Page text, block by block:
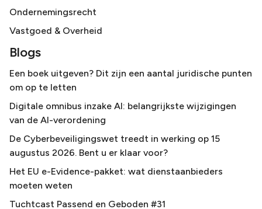
Ondernemingsrecht
Vastgoed & Overheid
Blogs
Een boek uitgeven? Dit zijn een aantal juridische punten
om op te letten
Digitale omnibus inzake AI: belangrijkste wijzigingen
van de AI-verordening
De Cyberbeveiligingswet treedt in werking op 15
augustus 2026. Bent u er klaar voor?
Het EU e-Evidence-pakket: wat dienstaanbieders
moeten weten
Tuchtcast Passend en Geboden #31